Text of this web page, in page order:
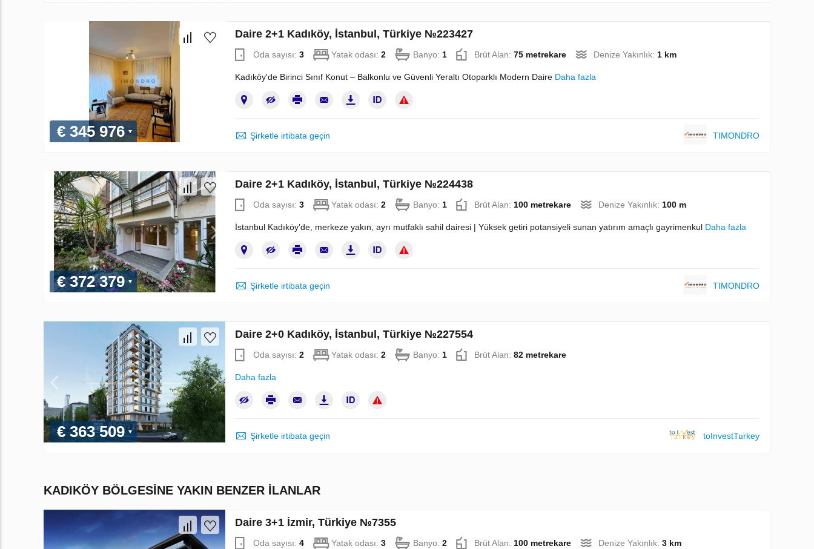
€ 345 976
Daire 2+1 Kadıköy, İstanbul, Türkiye №223427
Oda sayısı: 3 Yatak odası: 2 Banyo: 1 Brüt Alan: 75 metrekare Denize Yakınlık: 1 km
Kadıköy'de Birinci Sınıf Konut – Balkonlu ve Güvenli Yeraltı Otoparklı Modern Daire Daha fazla
Şirketle irtibata geçin TIMONDRO
€ 372 379
Daire 2+1 Kadıköy, İstanbul, Türkiye №224438
Oda sayısı: 3 Yatak odası: 2 Banyo: 1 Brüt Alan: 100 metrekare Denize Yakınlık: 100 m
İstanbul Kadıköy’de, merkeze yakın, ayrı mutfaklı sahil dairesi | Yüksek getiri potansiyeli sunan yatırım amaçlı gayrimenkul Daha fazla
Şirketle irtibata geçin TIMONDRO
€ 363 509
Daire 2+0 Kadıköy, İstanbul, Türkiye №227554
Oda sayısı: 2 Yatak odası: 2 Banyo: 1 Brüt Alan: 82 metrekare
Daha fazla
Şirketle irtibata geçin toInvestTurkey
KADIKÖY BÖLGESINE YAKIN BENZER ILANLAR
Daire 3+1 İzmir, Türkiye №7355
Oda sayısı: 4 Yatak odası: 3 Banyo: 2 Brüt Alan: 100 metrekare Denize Yakınlık: 3 km